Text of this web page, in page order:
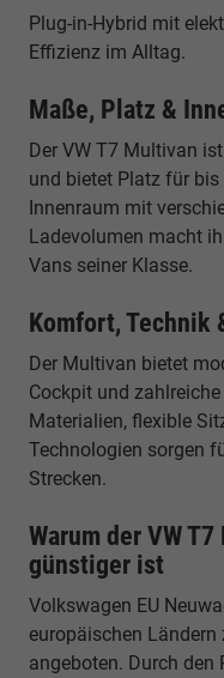
Plug-in-Hybrid mit
Effizienz im Alltag.
Maße, Platz &
Der VW T7 Multivan
und bietet Platz für bis
Innenraum mit
Ladevolumen macht
Vans seiner Klasse.
Komfort, Technik
Der Multivan bietet
Cockpit und
Materialien, flexible
Technologien sorgen
Strecken.
Warum der VW
günstiger ist
Volkswagen EU
europäischen
angeboten. Durch den